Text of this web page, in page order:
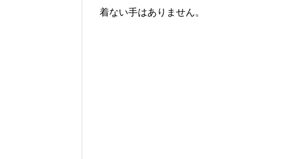
着ない手はありません。